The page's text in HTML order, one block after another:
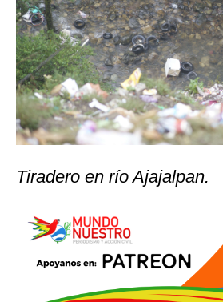
Tiradero en río Ajajalpan.